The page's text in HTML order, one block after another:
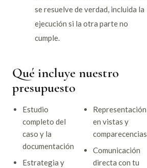
se resuelve de verdad, incluida la
ejecución si la otra parte no
cumple.
Qué incluye nuestro
presupuesto
Estudio
completo del
caso y la
documentación
Estrategia y
Representación
en vistas y
comparecencias
Comunicación
directa con tu